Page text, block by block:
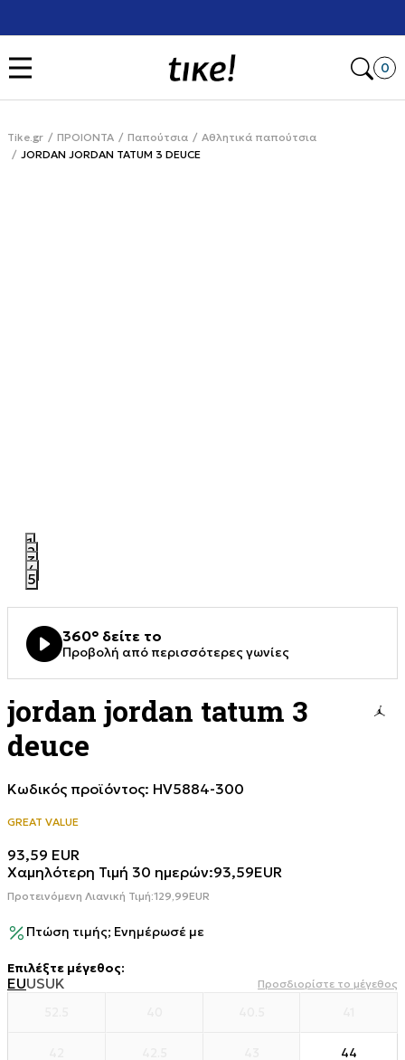
0
Tike.gr ΠΡΟΙΟΝΤΑ Παπούτσια
Αθλητικά παπούτσια
JORDAN JORDAN TATUM 3 DEUCE
1
2
3
4
5
360° δείτε το
Προβολή από περισσότερες γωνίες
jordan jordan tatum 3
deuce
Κωδικός προϊόντος: HV5884-300
GREAT VALUE
93,59 EUR
Χαμηλότερη Τιμή 30 ημερών:93,59EUR
Προτεινόμενη Λιανική Τιμή:129,99EUR
Πτώση τιμής; Ενημέρωσέ με
Επιλέξτε μέγεθος:
EUUSUK Προσδιορίστε το μέγεθος
44